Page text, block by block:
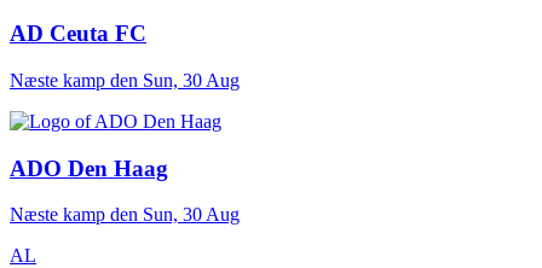
AD Ceuta FC
Næste kamp den Sun, 30 Aug
ADO Den Haag
Næste kamp den Sun, 30 Aug
AL